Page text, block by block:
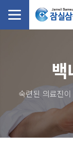
숙련된 의료진